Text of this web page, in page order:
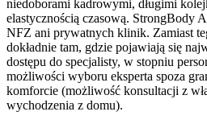
niedoborami kadrowymi, długimi
elastycznością czasową. StrongBody
NFZ ani prywatnych klinik. Zamiast
dokładnie tam, gdzie pojawiają się
dostępu do specjalisty, w stopniu
możliwości wyboru eksperta spoza
komforcie (możliwość konsultacji z
wychodzenia z domu).